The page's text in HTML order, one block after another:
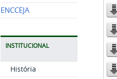
ENCCEJA
INSTITUCIONAL
História